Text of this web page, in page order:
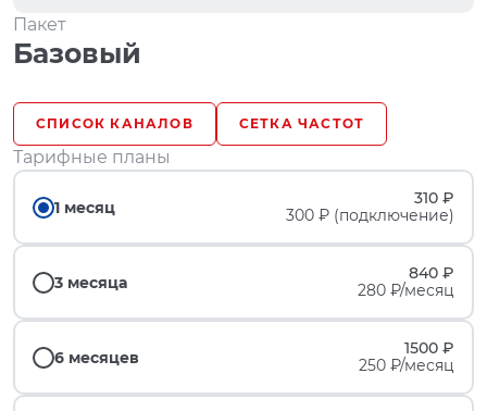
Пакет
Базовый
СПИСОК КАНАЛОВ СЕТКА ЧАСТОТ
Тарифные планы
1 месяц
310 ₽
300 ₽ (подключение)
3 месяца
840 ₽
280 ₽/месяц
6 месяцев
1500 ₽
250 ₽/месяц